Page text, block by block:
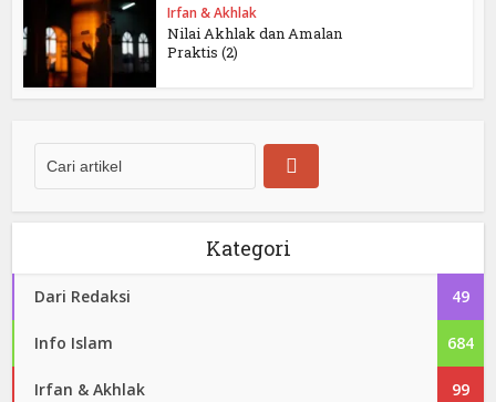
Irfan & Akhlak
Nilai Akhlak dan Amalan
Praktis (2)
Kategori
Dari Redaksi 49
Info Islam 684
Irfan & Akhlak 99